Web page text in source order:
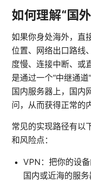
如何理解“国
如果你身处海外，直
位置、网络出口路线
度慢、连接中断、或
是通过一个“中继通
国内服务器上，国内
问，从而获得正常的
常见的实现路径有以
和风险点：
VPN：把你的设
国内或近海的服